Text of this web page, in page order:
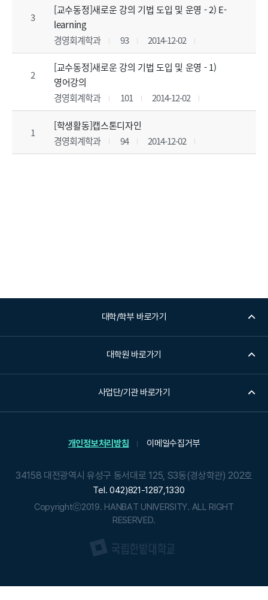
3
[교수동정]새로운 강의 기법 도입 및 운영 - 2) E-
learning
경영회계학과
93 2014-12-02
2
[교수동정]새로운 강의 기법 도입 및 운영 - 1)
영어강의
경영회계학과
101 2014-12-02
1
[학생활동]캡스톤디자인
경영회계학과
94 2014-12-02
대학/학부 바로가기
대학원 바로가기
사업단/기관 바로가기
개인정보처리방침 이메일수집거부
34158 대전광역시 유성구 동서대로 125, S3동(경상학관) 202호
Tel. 042)821-1287,1330
Copyrightⓒ2019. HANBAT UNIVERSITY. ALL RIGHT
RESERVED.